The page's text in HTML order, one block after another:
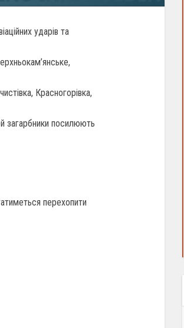
ударів та
Красногорівка,
загарбники посилюють
перехопити